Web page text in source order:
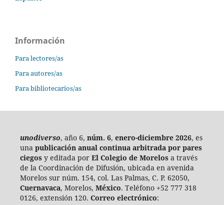
Información
Para lectores/as
Para autores/as
Para bibliotecarios/as
unodiverso, año 6, núm. 6, enero-diciembre 2026, es
unapublicación anual continua arbitrada por pares
ciegosy editada por El Colegio de Morelosa través
de la Coordinación de Difusión, ubicada en avenida
Morelos sur núm. 154, col. Las Palmas, C. P. 62050,
Cuernavaca, Morelos, México. Teléfono +52 777 318
0126, extensión 120. Correo electrónico: